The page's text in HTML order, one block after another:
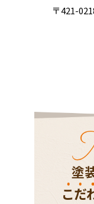
〒421-
塗
こだ